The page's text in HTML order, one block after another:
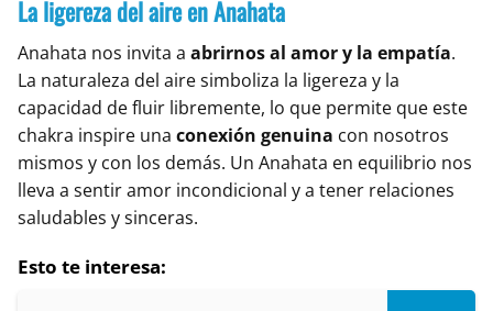
La ligereza del aire en Anahata
Anahata nos invita a abrirnos al amor y la empatía.
La naturaleza del aire simboliza la ligereza y la
capacidad de fluir libremente, lo que permite que este
chakra inspire una conexión genuina con nosotros
mismos y con los demás. Un Anahata en equilibrio nos
lleva a sentir amor incondicional y a tener relaciones
saludables y sinceras.
Esto te interesa: